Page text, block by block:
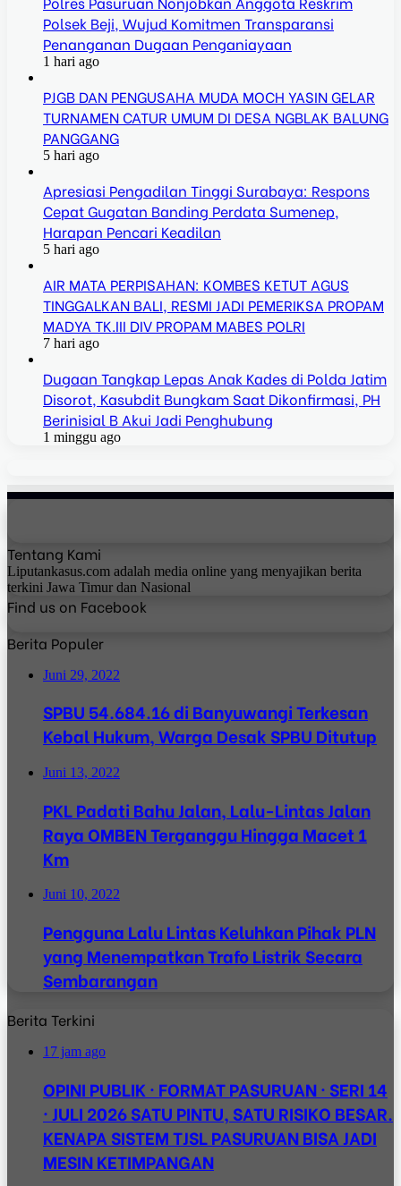
Polsek Beji, Wujud Komitmen Transparansi
Penanganan Dugaan Penganiayaan
1 hari ago
PJGB DAN PENGUSAHA MUDA MOCH YASIN GELAR
TURNAMEN CATUR UMUM DI DESA NGBLAK BALUNG
PANGGANG
5 hari ago
Apresiasi Pengadilan Tinggi Surabaya: Respons
Cepat Gugatan Banding Perdata Sumenep,
Harapan Pencari Keadilan
5 hari ago
AIR MATA PERPISAHAN: KOMBES KETUT AGUS
TINGGALKAN BALI, RESMI JADI PEMERIKSA PROPAM
MADYA TK.III DIV PROPAM MABES POLRI
7 hari ago
Dugaan Tangkap Lepas Anak Kades di Polda Jatim
Disorot, Kasubdit Bungkam Saat Dikonfirmasi, PH
Berinisial B Akui Jadi Penghubung
1 minggu ago
Tentang Kami
Liputankasus.com adalah media online yang menyajikan berita
terkini Jawa Timur dan Nasional
Find us on Facebook
Berita Populer
Juni 29, 2022
SPBU 54.684.16 di Banyuwangi Terkesan
Kebal Hukum, Warga Desak SPBU Ditutup
Juni 13, 2022
PKL Padati Bahu Jalan, Lalu-Lintas Jalan
Raya OMBEN Terganggu Hingga Macet 1
Km
Juni 10, 2022
Pengguna Lalu Lintas Keluhkan Pihak PLN
yang Menempatkan Trafo Listrik Secara
Sembarangan
Berita Terkini
17 jam ago
OPINI PUBLIK · FORMAT PASURUAN · SERI 14
· JULI 2026 SATU PINTU, SATU RISIKO BESAR.
KENAPA SISTEM TJSL PASURUAN BISA JADI
MESIN KETIMPANGAN